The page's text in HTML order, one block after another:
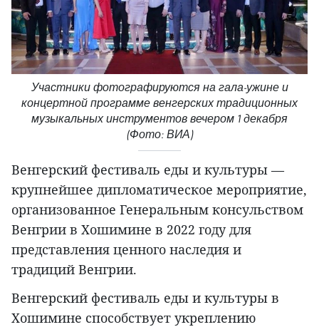
Участники фотографируются на гала-ужине и
концертной программе венгерских традиционных
музыкальных инструментов вечером 1 декабря
(Фото: ВИА)
Венгерский фестиваль еды и культуры —
крупнейшее дипломатическое мероприятие,
организованное Генеральным консульством
Венгрии в Хошимине в 2022 году для
представления ценного наследия и
традиций Венгрии.
Венгерский фестиваль еды и культуры в
Хошимине способствует укреплению